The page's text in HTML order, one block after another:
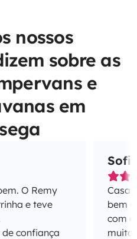
nossos
sobre as
e
em
O Remy
e teve
confiança
Casal
bem
com
muito